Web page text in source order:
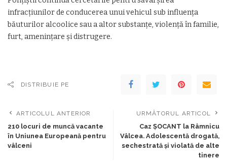
infracțiunilor de conducerea unui vehicul sub influența
băuturilor alcoolice sau a altor substanțe, violență în familie,
furt, amenințare și distrugere.
DISTRIBUIE PE
ARTICOLUL ANTERIOR
210 locuri de muncă vacante
în Uniunea Europeană pentru
vâlceni
URMĂTORUL ARTICOL
Caz ȘOCANT la Râmnicu
Vâlcea. Adolescentă drogată,
sechestrată și violată de alte
tinere